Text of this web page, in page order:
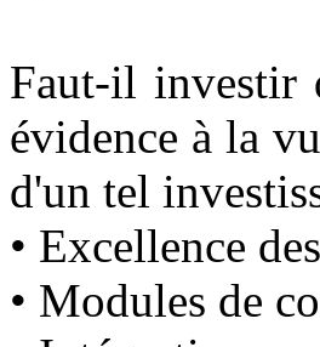
Faut-il investir
évidence à la
d'un tel
• Excellence
• Modules de